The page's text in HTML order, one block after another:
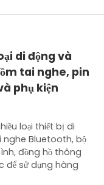
di động và
tai nghe, pin
phụ kiện
loại thiết bị di
nghe Bluetooth, bộ
đồng hồ thông
để sử dụng hàng